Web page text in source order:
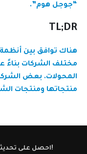
“جوجل هوم”.
TL;DR
هناك توافق بين أنظمة
مختلف الشركات بناءً
المحولات. بعض
منتجاتها ومنتجات
احصل على تحديثات العلامة التجارية والعروض الحصرية!